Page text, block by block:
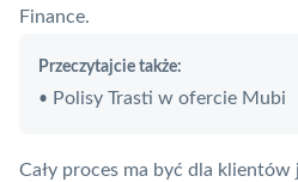
Finance.
Przeczytajcie także:
• Polisy Trasti w ofercie Mubi
Cały proces ma być dla klientów